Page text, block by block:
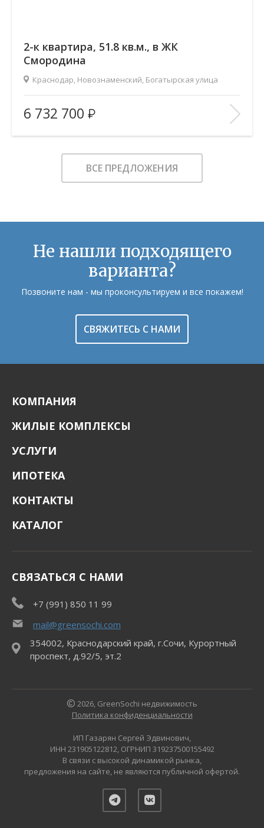
2-к квартира, 51.8 кв.м., в ЖК
Смородина
Краснодар, Новознаменский, Богатырская улица
Площадь (общ/жил/кух), м2:
51.79/28.68/11.66
Количество комнат:
2
Этаж:
7/12
В ИЗБРАННОЕ
6 732 700
ВСЕ ПРЕДЛОЖЕНИЯ
Не нашли подходящего
варианта?
Позвоните нам - мы проконсультируем и все покажем!
СВЯЖИТЕСЬ С НАМИ
КОМПАНИЯ
ЖИЛЫЕ КОМПЛЕКСЫ
УСЛУГИ
ИПОТЕКА
КОНТАКТЫ
КАТАЛОГ
СВЯЗАТЬСЯ С НАМИ
+7 (991) 850 11 99
mail@greensochi.com
354002, Краснодарский край, г.Сочи, Курортный
проспект, д.92/5, эт.2
2026, GreenSochi недвижимость
Политика конфиденциальности
ИП Газарян Сергей Эдвинович,
ИНН 231905122812, ОГРНИП 319237500155492
В связи с высокой динамикой рынка,
предложения на сайте, не являются публичной офертой.